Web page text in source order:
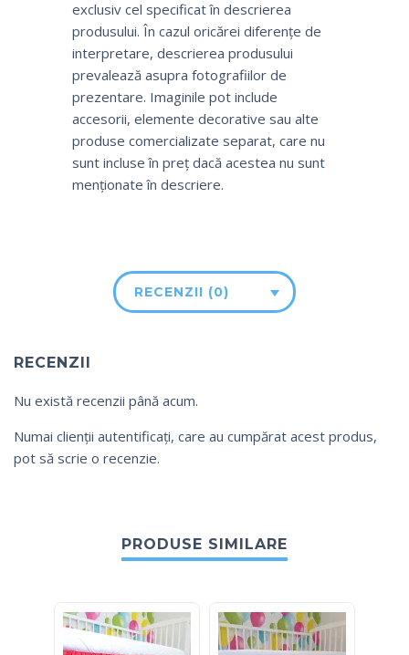
exclusiv cel specificat în descrierea
produsului. În cazul oricărei diferențe de
interpretare, descrierea produsului
prevalează asupra fotografiilor de
prezentare. Imaginile pot include
accesorii, elemente decorative sau alte
produse comercializate separat, care nu
sunt incluse în preț dacă acestea nu sunt
menționate în descriere.
RECENZII (0)
RECENZII
Nu există recenzii până acum.
Numai clienții autentificați, care au cumpărat acest produs,
pot să scrie o recenzie.
PRODUSE SIMILARE